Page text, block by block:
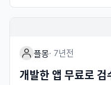
플몽· 7년전
개발한 앱 무료로 검